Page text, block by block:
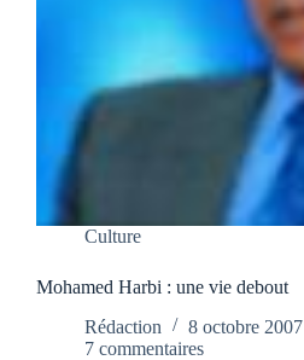
Culture
Mohamed Harbi : une vie debout
Rédaction
8 octobre 2007
7 commentaires